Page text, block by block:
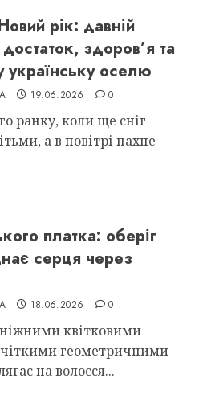
рік: давній
здоров’я та
оселю
19.06.2026 0
ранку, коли ще сніг
а в повітрі пахне
платка: оберіг
серця через
18.06.2026 0
ніжними квітковими
чіткими геометричними
на волосся...